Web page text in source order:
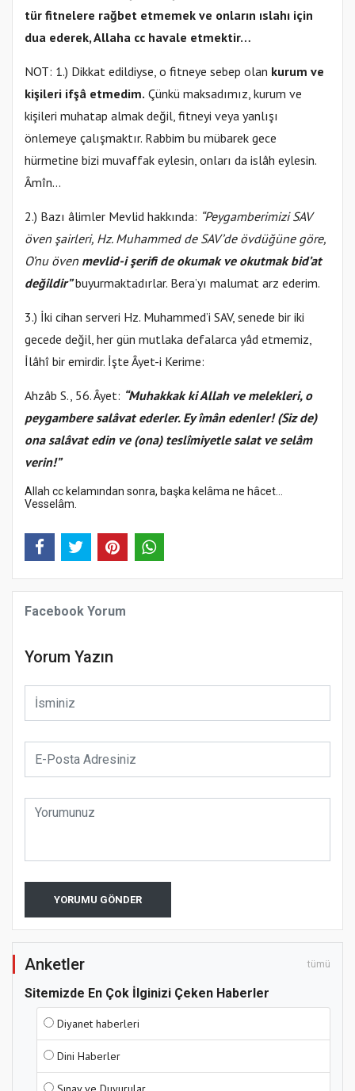
tür fitnelere rağbet etmemek ve onların ıslahı için
dua ederek, Allaha cc havale etmektir…
NOT: 1.) Dikkat edildiyse, o fitneye sebep olan kurum ve
kişileri ifşâ etmedim. Çünkü maksadımız, kurum ve
kişileri muhatap almak değil, fitneyi veya yanlışı
önlemeye çalışmaktır. Rabbim bu mübarek gece
hürmetine bizi muvaffak eylesin, onları da islâh eylesin.
Âmîn…
2.) Bazı âlimler Mevlid hakkında: “Peygamberimizi SAV
öven şairleri, Hz. Muhammed de SAV’de övdüğüne göre,
O’nu öven mevlid-i şerifi de okumak ve okutmak bid’at
değildir”buyurmaktadırlar. Bera’yı malumat arz ederim.
3.) İki cihan serveri Hz. Muhammed’i SAV, senede bir iki
gecede değil, her gün mutlaka defalarca yâd etmemiz,
İlâhî bir emirdir. İşte Âyet-i Kerime:
Ahzâb S., 56. Âyet: “Muhakkak ki Allah ve melekleri, o
peygambere salâvat ederler. Ey îmân edenler! (Siz de)
ona salâvat edin ve (ona) teslîmiyetle salat ve selâm
verin!”
Allah cc kelamından sonra, başka kelâma ne hâcet…
Vesselâm.
Facebook Yorum
Yorum Yazın
YORUMU GÖNDER
Anketler tümü
Sitemizde En Çok İlginizi Çeken Haberler
Diyanet haberleri
Dini Haberler